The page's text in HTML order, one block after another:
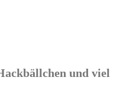
und viel